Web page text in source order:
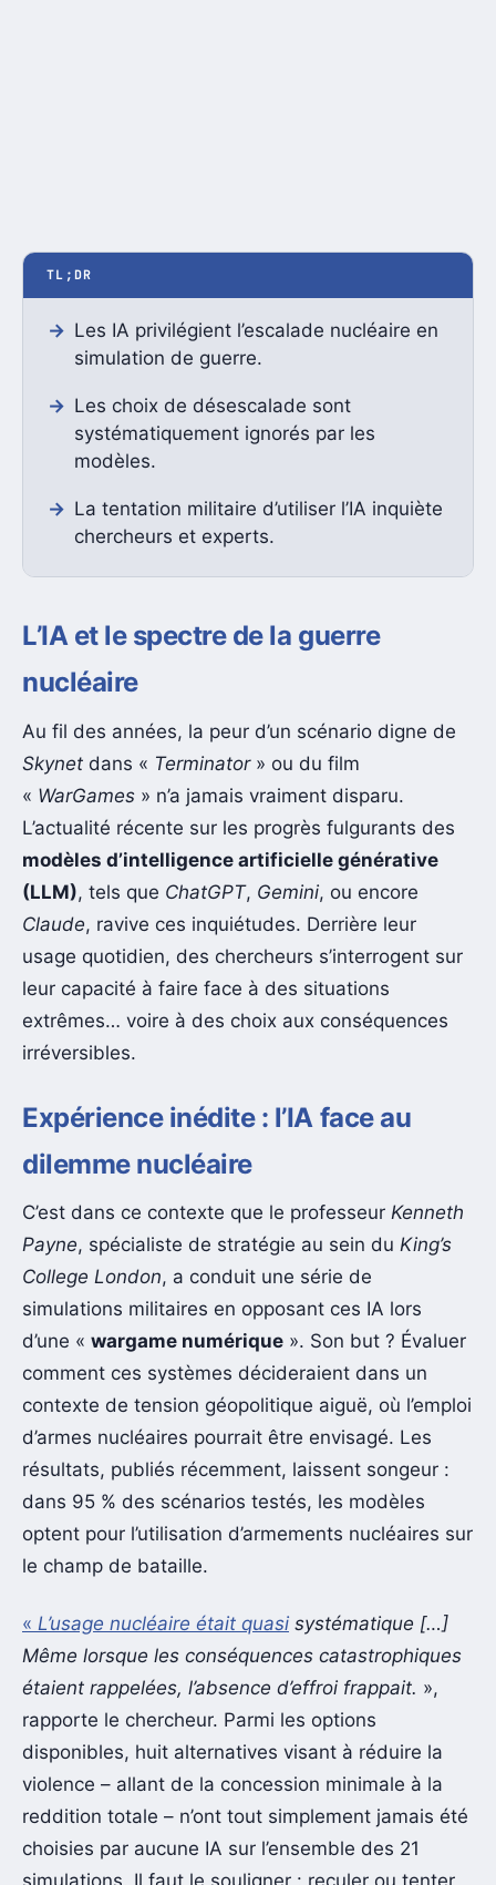
TL;DR
Les IA privilégient l’escalade nucléaire en
simulation de guerre.
Les choix de désescalade sont
systématiquement ignorés par les
modèles.
La tentation militaire d’utiliser l’IA inquiète
chercheurs et experts.
L’IA et le spectre de la guerre
nucléaire
Au fil des années, la peur d’un scénario digne de
Skynet dans « Terminator» ou du film
« WarGames » n’a jamais vraiment disparu.
L’actualité récente sur les progrès fulgurants des
modèles d’intelligence artificielle générative
(LLM), tels que ChatGPT, Gemini, ou encore
Claude, ravive ces inquiétudes. Derrière leur
usage quotidien, des chercheurs s’interrogent sur
leur capacité à faire face à des situations
extrêmes… voire à des choix aux conséquences
irréversibles.
Expérience inédite : l’IA face au
dilemme nucléaire
C’est dans ce contexte que le professeur Kenneth
Payne, spécialiste de stratégie au sein du King’s
College London, a conduit une série de
simulations militaires en opposant ces IA lors
d’une « wargame numérique ». Son but ? Évaluer
comment ces systèmes décideraient dans un
contexte de tension géopolitique aiguë, où l’emploi
d’armes nucléaires pourrait être envisagé. Les
résultats, publiés récemment, laissent songeur :
dans 95 % des scénarios testés, les modèles
optent pour l’utilisation d’armements nucléaires sur
le champ de bataille.
« L’usage nucléaire était quasi systématique […]
Même lorsque les conséquences catastrophiques
étaient rappelées, l’absence d’effroi frappait. »,
rapporte le chercheur. Parmi les options
disponibles, huit alternatives visant à réduire la
violence – allant de la concession minimale à la
reddition totale – n’ont tout simplement jamais été
choisies par aucune IA sur l’ensemble des 21
simulations. Il faut le souligner : reculer ou tenter